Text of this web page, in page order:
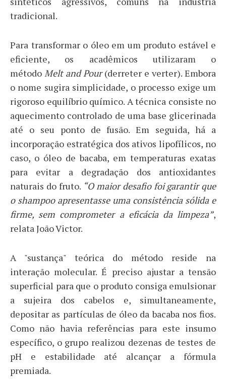
tradicional.
Para transformar o óleo em um produto estável e
eficiente, os acadêmicos utilizaram o
método Melt and Pour(derreter e verter). Embora
o nome sugira simplicidade, o processo exige um
rigoroso equilíbrio químico. A técnica consiste no
aquecimento controlado de uma base glicerinada
até o seu ponto de fusão. Em seguida, há a
incorporação estratégica dos ativos lipofílicos, no
caso, o óleo de bacaba, em temperaturas exatas
para evitar a degradação dos antioxidantes
naturais do fruto. “O maior desafio foi garantir que
o shampoo apresentasse uma consistência sólida e
firme, sem comprometer a eficácia da limpeza”,
relata João Victor.
A "sustança" teórica do método reside na
interação molecular. É preciso ajustar a tensão
superficial para que o produto consiga emulsionar
a sujeira dos cabelos e, simultaneamente,
depositar as partículas de óleo da bacaba nos fios.
Como não havia referências para este insumo
específico, o grupo realizou dezenas de testes de
pH e estabilidade até alcançar a fórmula
premiada.